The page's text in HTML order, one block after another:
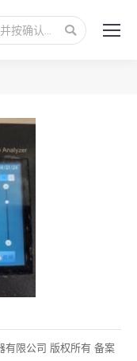
有限公司 版权所有 备案